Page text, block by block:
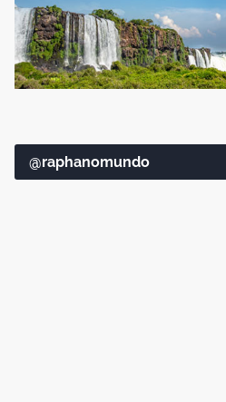
@raphanomundo